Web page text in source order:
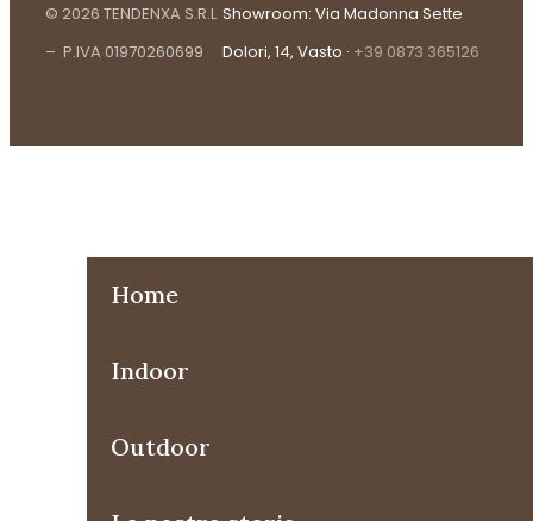
© 2026 TENDENXA S.R.L
– P.IVA 01970260699
Showroom: Via Madonna Sette
Dolori, 14, Vasto · +39 0873 365126
Home
Indoor
Outdoor